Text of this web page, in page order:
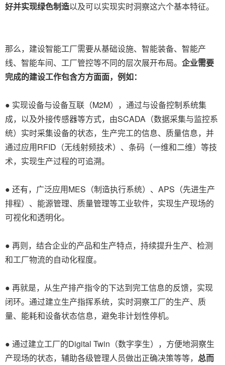
好并实现绿色制造以及可以实现实时洞察这六个基本特征。
那么，建设智能工厂需要从基础设施、智能装备、智能产
线、智能车间、工厂管控等不同的层次展开布局。 企业需要
完成的建设工作包含方方面面，例如：
● 实现设备与设备互联（M2M），通过与设备控制系统集
成，以及外接传感器等方式，由SCADA（数据采集与监控系
统）实时采集设备的状态，生产完工的信息、质量信息，并
通过应用RFID（无线射频技术）、条码（一维和二维）等技
术，实现生产过程的可追溯。
● 还有，广泛应用MES（制造执行系统）、APS（先进生产
排程）、能源管理、质量管理等工业软件，实现生产现场的
可视化和透明化。
● 再则，结合企业的产品和生产特点，持续提升生产、检测
和工厂物流的自动化程度。
● 再就是，从生产排产指令的下达到完工信息的反馈，实现
闭环。通过建立生产指挥系统，实时洞察工厂的生产、质
量、能耗和设备状态信息，避免非计划性停机。
● 通过建立工厂的Digital Twin（数字孪生），方便地洞察生
产现场的状态，辅助各级管理人员做出正确决策等等， 总而